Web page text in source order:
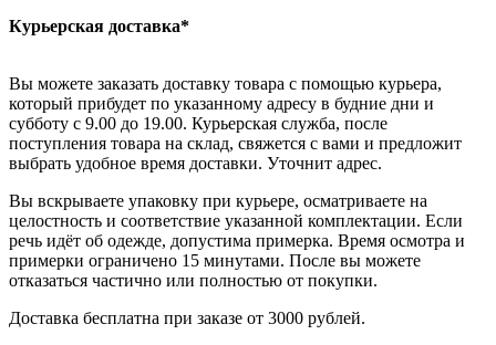
Курьерская доставка*
Вы можете заказать доставку товара с помощью курьера,
который прибудет по указанному адресу в будние дни и
субботу с 9.00 до 19.00. Курьерская служба, после
поступления товара на склад, свяжется с вами и предложит
выбрать удобное время доставки. Уточнит адрес.
Вы вскрываете упаковку при курьере, осматриваете на
целостность и соответствие указанной комплектации. Если
речь идёт об одежде, допустима примерка. Время осмотра и
примерки ограничено 15 минутами. После вы можете
отказаться частично или полностью от покупки.
Доставка бесплатна при заказе от 3000 рублей.